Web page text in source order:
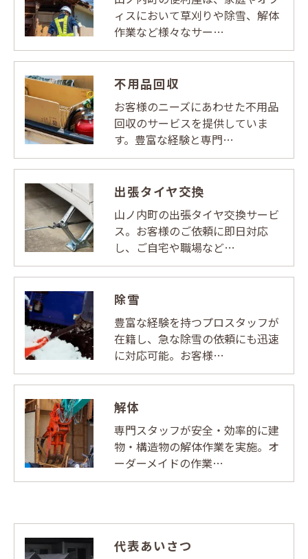
ィスにおいて草刈りや除雪、解体
作業など様々なサー…
不用品回収
お客様のニーズにあわせた不用品
回収のサービスを提供していま
す。豊富な経験と専門…
出張タイヤ交換
山ノ内町の出張タイヤ交換サービ
ス。お客様のご依頼に即日対応
し、ご自宅や職場など…
除雪
豊富な経験を持つプロスタッフが
在籍し、急な除雪の依頼にも迅速
に対応可能。お客様…
解体
専門スタッフが安全・効率的に建
物・構造物の解体作業を実施。オ
ーダーメイドの作業…
代表あいさつ